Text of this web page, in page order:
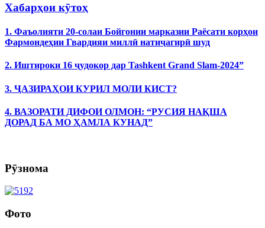
Хабарҳои кӯтоҳ
1. Фаъолияти 20-солаи Бойгонии марказии Раёсати корҳои
Фармондеҳии Гвардияи миллӣ натиҷагирӣ шуд
2. Иштироки 16 ҷудокор дар Tashkent Grand Slam-2024”
3. ҶАЗИРАҲОИ КУРИЛ МОЛИ КИСТ?
4. ВАЗОРАТИ ДИФОИ ОЛМОН: “РУСИЯ НАҚША
ДОРАД БА МО ҲАМЛА КУНАД”
Рӯзнома
Фото